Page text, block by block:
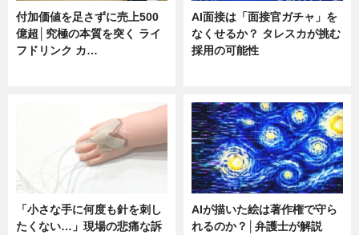
付加価値を足さずに売上500
億超│究極の本質を突く ライ
フドリンク カ…
AI面接は「面接官ガチャ」を
なくせるか？ タレスカが挑む
採用の可能性
「小さな手に何度も針を刺し
たくない…」現場の悲痛な訴
AIが描いた絵は著作権で守ら
れるのか？│弁護士が解説